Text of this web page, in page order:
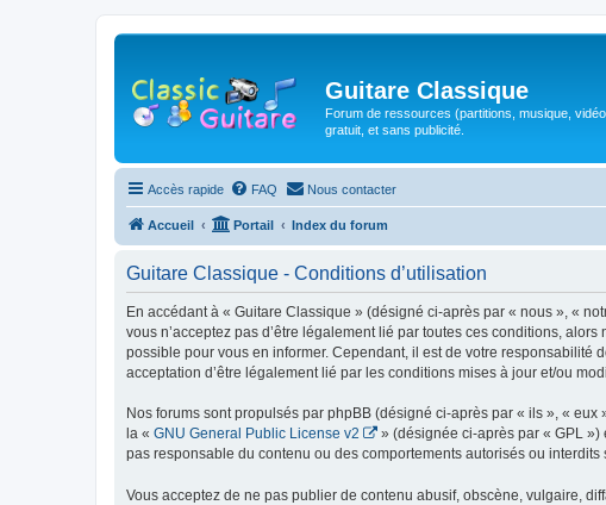
Guitare Classique
Forum de ressources (partitions, musique,
gratuit, et sans publicité.
Accès rapide FAQ Nous contacter
Accueil Portail Index du forum
Guitare Classique - Conditions d’utilisation
En accédant à « Guitare Classique » (désigné ci-après par « nous », «
vous n’acceptez pas d’être légalement lié par toutes ces conditions,
possible pour vous en informer. Cependant, il est de votre responsabilité
acceptation d’être légalement lié par les conditions mises à jour et/ou
Nos forums sont propulsés par phpBB (désigné ci-après par « ils », «
la « GNU General Public License v2 » (désignée ci-après par « GPL
pas responsable du contenu ou des comportements autorisés ou
Vous acceptez de ne pas publier de contenu abusif, obscène, vulgaire,